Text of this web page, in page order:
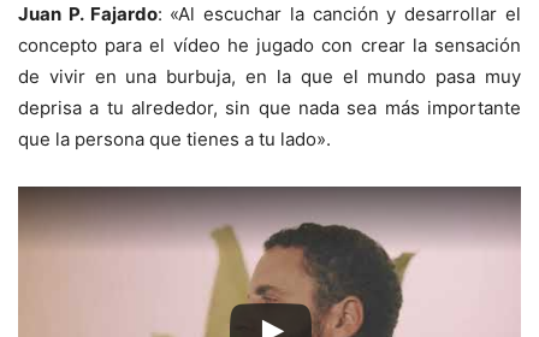
Juan P. Fajardo: «Al escuchar la canción y desarrollar el
concepto para el vídeo he jugado con crear la sensación
de vivir en una burbuja, en la que el mundo pasa muy
deprisa a tu alrededor, sin que nada sea más importante
que la persona que tienes a tu lado».